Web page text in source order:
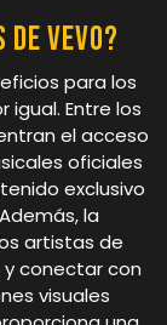
VEVO?
para los
Entre los
el acceso
oficiales
exclusivo
la
artistas de
y conectar con
visuales